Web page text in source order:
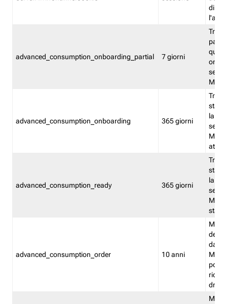
advanced_consumption_onboarding_partial 7 giorni
advanced_consumption_onboarding 365 giorni
stata
la
advanced_consumption_ready 365 giorni
stata
la
stato
advanced_consumption_order 10 anni
delle